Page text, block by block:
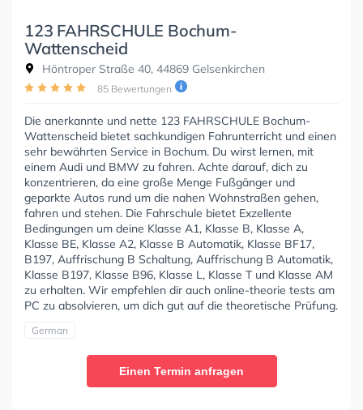
123 FAHRSCHULE Bochum-
Wattenscheid
Höntroper Straße 40, 44869 Gelsenkirchen
85 Bewertungen
Die anerkannte und nette 123 FAHRSCHULE Bochum-
Wattenscheid bietet sachkundigen Fahrunterricht und einen
sehr bewährten Service in Bochum. Du wirst lernen, mit
einem Audi und BMW zu fahren. Achte darauf, dich zu
konzentrieren, da eine große Menge Fußgänger und
geparkte Autos rund um die nahen Wohnstraßen gehen,
fahren und stehen. Die Fahrschule bietet Exzellente
Bedingungen um deine Klasse A1, Klasse B, Klasse A,
Klasse BE, Klasse A2, Klasse B Automatik, Klasse BF17,
B197, Auffrischung B Schaltung, Auffrischung B Automatik,
Klasse B197, Klasse B96, Klasse L, Klasse T und Klasse AM
zu erhalten. Wir empfehlen dir auch online-theorie tests am
PC zu absolvieren, um dich gut auf die theoretische Prüfung.
German
Einen Termin anfragen